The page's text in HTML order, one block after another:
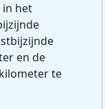
in het
en de
te